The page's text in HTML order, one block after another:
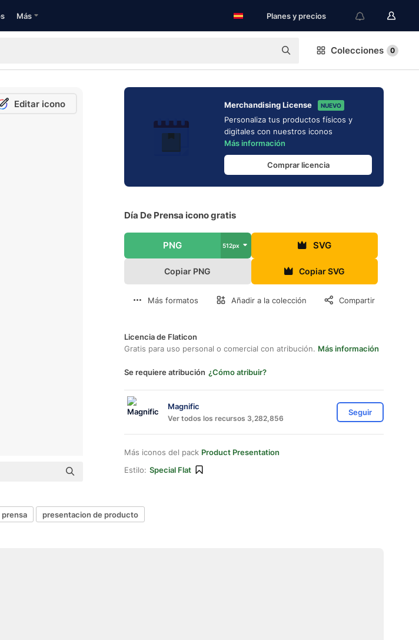
Más Planes y precios
Colecciones 0
Editar icono Merchandising License NUEVO
Personaliza tus productos físicos y
digitales con nuestros iconos
Más información
Comprar licencia
Día De Prensa icono gratis
PNG 512px SVG
Copiar PNG Copiar SVG
Más formatos Añadir a la colección Compartir
Licencia de Flaticon
Gratis para uso personal o comercial con atribución. Más información
Se requiere atribución ¿Cómo atribuir?
Magnific
Ver todos los recursos 3,282,856
Seguir
Más iconos del pack Product Presentation
Estilo: Special Flat
prensa presentacion de producto